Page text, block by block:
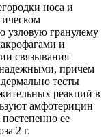
носа и
узловую гранулему
и
связывания
причем
тесты
реакций в
амфотерицин
ее
2 г.